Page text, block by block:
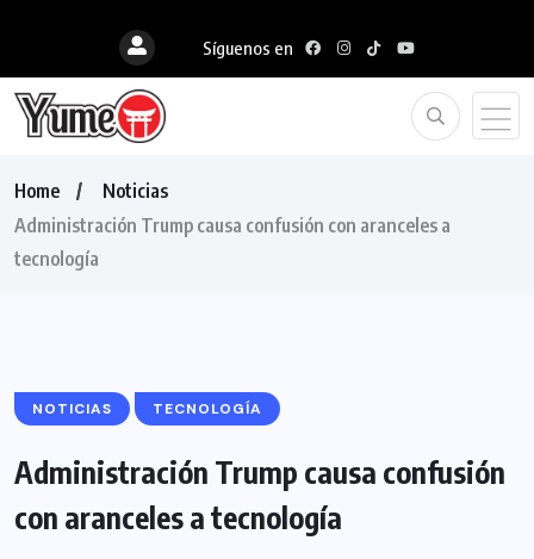
Síguenos en
Home
Noticias
Administración Trump causa confusión con aranceles a
tecnología
NOTICIAS TECNOLOGÍA
Administración Trump causa confusión
con aranceles a tecnología